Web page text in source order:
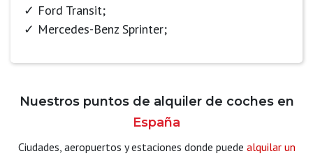
Ford Transit;
Mercedes-Benz Sprinter;
Nuestros puntos de alquiler de coches en
España
Ciudades, aeropuertos y estaciones donde puede alquilar un